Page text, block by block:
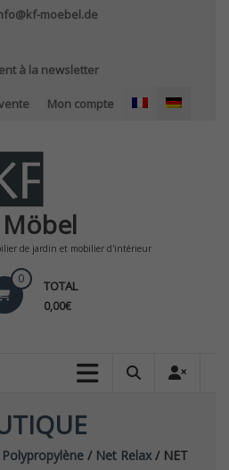
moebel.de
à la newsletter
Mon compte
Möbel
de jardin et mobilier d'intérieur
0 TOTAL
0,00€
Polypropylène / Net Relax/ NET